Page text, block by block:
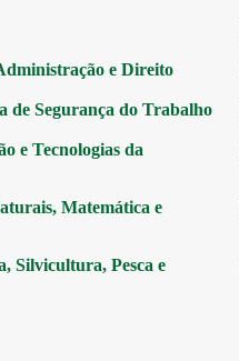
e Direito
de Segurança do Trabalho
e Tecnologias da
Matemática e
Silvicultura, Pesca e